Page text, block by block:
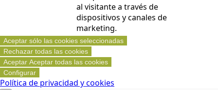
al visitante a través de
dispositivos y canales de
marketing.
Aceptar sólo las cookies seleccionadas
Rechazar todas las cookies
Aceptar Aceptar todas las cookies
Configurar
Política de privacidad y cookies